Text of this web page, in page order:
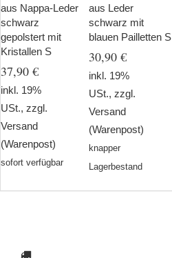
aus Nappa-Leder
schwarz
gepolstert mit
Kristallen S
37,90 €
inkl. 19%
USt., zzgl.
Versand
(Warenpost)
sofort verfügbar
aus Leder
schwarz mit
blauen Pailletten S
30,90 €
inkl. 19%
USt., zzgl.
Versand
(Warenpost)
knapper
Lagerbestand